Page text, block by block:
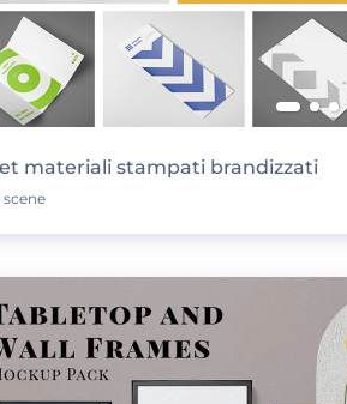
materiali stampati brandizzati
scene